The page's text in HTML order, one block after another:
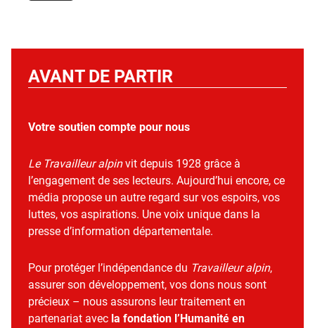
AVANT DE PARTIR
Votre soutien compte pour nous
Le Travailleur alpinvit depuis 1928 grâce à
l’engagement de ses lecteurs. Aujourd’hui encore, ce
média propose un autre regard sur vos espoirs, vos
luttes, vos aspirations. Une voix unique dans la
presse d’information départementale.
Pour protéger l’indépendance du Travailleur alpin,
assurer son développement, vos dons nous sont
précieux – nous assurons leur traitement en
partenariat avec la fondation l’Humanité en